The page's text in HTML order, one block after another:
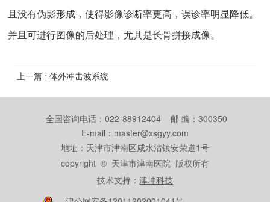
且没有伪影形成，使得影像诊断率更高，误诊率明显降低。
并且可进行图像的后处理，尤其是长骨拼接成像。
上一篇 : 体外冲击波系统
全国咨询电话：022-88912404 邮 编：300350
E-mail：master@xsgyy.com
地址：天津市津南区咸水沽镇安荣道1号
copyright © 天津市津南医院 版权所有
技术支持： 津坤科技